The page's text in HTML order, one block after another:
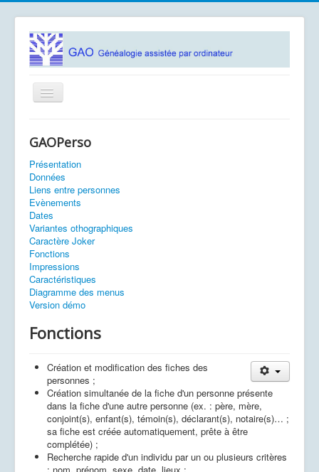
Basculer
la
Logiciels
Association GAO
Contacts
Documentation
Vous êtes ici :
GAOPerso
Présentation
Données
Liens entre personnes
Evènements
Dates
Variantes othographiques
Caractère Joker
Fonctions
Impressions
Caractéristiques
Diagramme des menus
Version démo
Fonctions
Création et modification des fiches des
personnes ;
Création simultanée de la fiche d'un personne présente
dans la fiche d'une autre personne (ex. : père, mère,
conjoint(s), enfant(s), témoin(s), déclarant(s), notaire(s)… ;
sa fiche est créée automatiquement, prête à être
complétée) ;
Recherche rapide d'un individu par un ou plusieurs critères